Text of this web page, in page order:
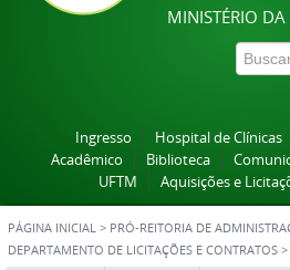
MINISTÉRIO
Ingresso Hospital de Clínicas
Acadêmico
Biblioteca
UFTM
Aquisições e
PÁGINA INICIAL > PRÓ-REITORIA DE
DEPARTAMENTO DE LICITAÇÕES E CONTRATOS >